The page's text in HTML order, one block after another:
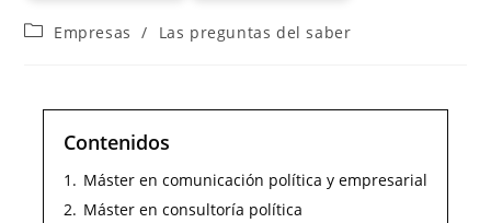
Empresas / Las preguntas del saber
Contenidos
1. Máster en comunicación política y empresarial
2. Máster en consultoría política